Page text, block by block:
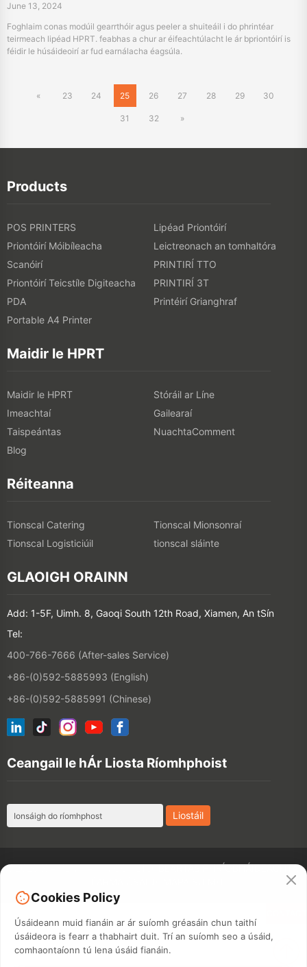
June 13, 2024
Foghlaim conas modúil gearrthóir agus peeler a shuiteáil i do phrintéar
teirmeach lipéad HPRT. feabhas a chur ar éifeachtúlacht le ár bpriontóirí is
féidir le húsáideoirí ar fud earnálacha éagsúla.
« 23 24 25 26 27 28 29 30
31 32 »
Products
POS PRINTERS
Lipéad Priontóirí
Priontóirí Móibíleacha
Leictreonach an tomhaltóra
Scanóirí
PRINTIRÍ TTO
Priontóirí Teicstíle Digiteacha
PRINTIRÍ 3T
PDA
Printéirí Grianghraf
Portable A4 Printer
Maidir le HPRT
Maidir le HPRT
Stóráil ar Líne
Imeachtaí
Gailearaí
Taispeántas
NuachtaComment
Blog
Réiteanna
Tionscal Catering
Tionscal Mionsonraí
Tionscal Logisticiúil
tionscal sláinte
GLAOIGH ORAINN
Add: 1-5F, Uimh. 8, Gaoqi South 12th Road, Xiamen, An tSín
Tel:
400-766-7666 (After-sales Service)
+86-(0)592-5885993 (English)
+86-(0)592-5885991 (Chinese)
Ceangail le hÁr Liosta Ríomhphoist
©2026 XIAMEN HANIN CO., LTD.BEARTAS PHRÍOBHÁIDEACHTA
Cookies Policy
Úsáideann muid fianáin ar ár suíomh gréasáin chun taithí
úsáideora is fearr a thabhairt duit. Trí an suíomh seo a úsáid,
comhaontaíonn tú lena úsáid fianáin.